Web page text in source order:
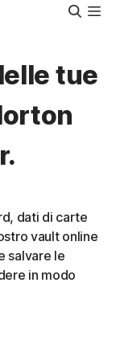
Cerca
tue
dati di carte
vault online
salvare le
in modo